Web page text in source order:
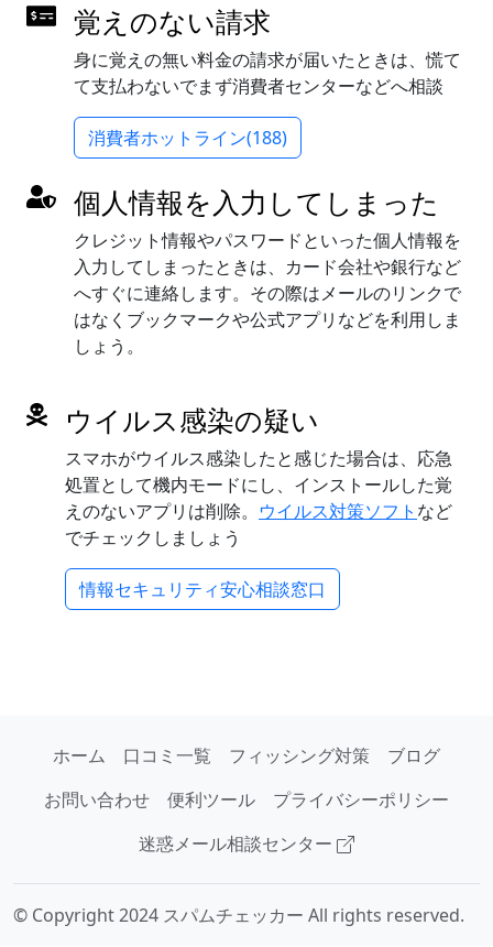
覚えのない請求
身に覚えの無い料金の請求が届いたときは、慌て
て支払わないでまず消費者センターなどへ相談
消費者ホットライン(188)
個人情報を入力してしまった
クレジット情報やパスワードといった個人情報を
入力してしまったときは、カード会社や銀行など
へすぐに連絡します。その際はメールのリンクで
はなくブックマークや公式アプリなどを利用しま
しょう。
ウイルス感染の疑い
スマホがウイルス感染したと感じた場合は、応急
処置として機内モードにし、インストールした覚
えのないアプリは削除。 ウイルス対策ソフト など
でチェックしましょう
情報セキュリティ安心相談窓口
ホーム 口コミ一覧 フィッシング対策
ブログ
お問い合わせ
便利ツール
プライバシーポリシー
迷惑メール相談センター
© Copyright 2024 スパムチェッカー All rights reserved.